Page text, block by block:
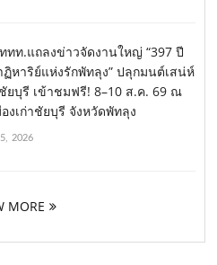
ทท.แถลงข่าวจัดงานใหญ่ “397 ปี
หาริย์แห่งรักพัทลุง” ปลุกมนต์เสน่ห์
ชัยบุรี เข้าชมฟรี! 8–10 ส.ค. 69 ณ
องเก่าชัยบุรี จังหวัดพัทลุง
2026
MORE